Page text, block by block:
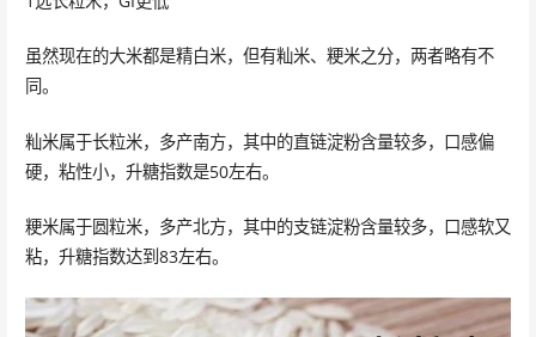
虽然现在的大米都是精白米，但有籼米、粳米之分，两者略有不
同。
籼米属于长粒米，多产南方，其中的直链淀粉含量较多，口感偏
硬，粘性小，升糖指数是50左右。
粳米属于圆粒米，多产北方，其中的支链淀粉含量较多，口感软又
粘，升糖指数达到83左右。